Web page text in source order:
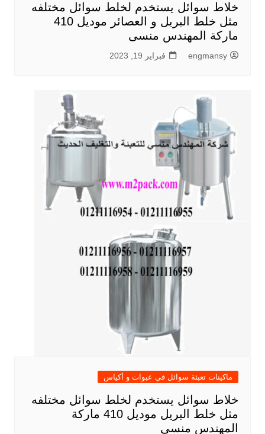
خلاط سوائل يستخدم لخلط سوائل مختلفه
مثل خلط البريل و العصائر موديل 410
ماركة المهندس منسى
engmansy فبراير 19, 2023
ماكينات تعبئة سوائل في عبوات و أكياس
خلاط سوائل يستخدم لخلط سوائل مختلفه
مثل خلط البريل موديل 410 ماركة
المهندس منسى